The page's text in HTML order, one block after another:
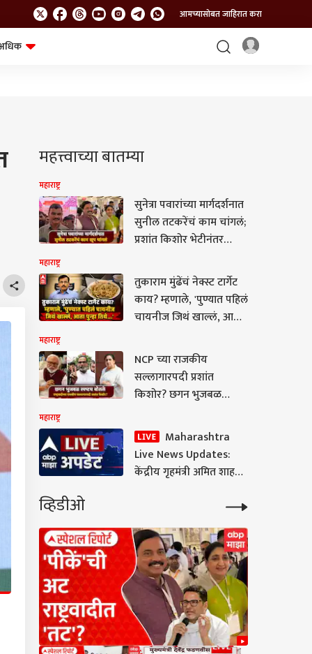
आमच्यासोबत जाहिरात करा
महत्त्वाच्या बातम्या
महाराष्ट्र
सुनेत्रा पवारांच्या मार्गदर्शनात
सुनील तटकरेंचं काम चांगलं;
प्रशांत किशोर भेटीनंतर
महाराष्ट्र
तुकाराम मुंढेंचं नेक्स्ट टार्गेट
काय? म्हणाले, 'पुण्यात पहिलं
चायनीज जिथं खाल्लं, आता
महाराष्ट्र
NCP च्या राजकीय
सल्लागारपदी प्रशांत
किशोर? छगन भुजबळ
पवारांच्या भेटीवर प्रतिक्रिया
महाराष्ट्र
Maharashtra
Live News Updates:
केंद्रीय गृहमंत्री अमित शाह
व्हिडीओ